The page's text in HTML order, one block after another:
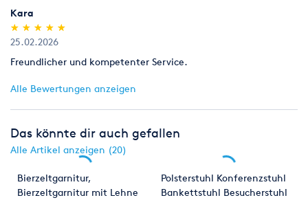
Kara
(*)
★
★
(*) ★
★
(*) ★
★
(*) ★
★
(*) ★
★
25.02.2026
Freundlicher und kompetenter Service.
Alle Bewertungen anzeigen
Das könnte dir auch gefallen
Alle Artikel anzeigen (20)
Bierzeltgarnitur,
Bierzeltgarnitur mit Lehne
Polsterstuhl Konferenzstuhl
Bankettstuhl Besucherstuhl